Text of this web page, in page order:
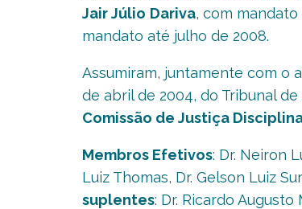
Jair Júlio Dariva, com
mandato até julho de 2008.
Assumiram, juntamente com o
de abril de 2004, do Tribunal
Comissão de Justiça
Membros Efetivos: Dr. Neiron
Luiz Thomas, Dr. Gelson Luiz
suplentes: Dr. Ricardo Augusto